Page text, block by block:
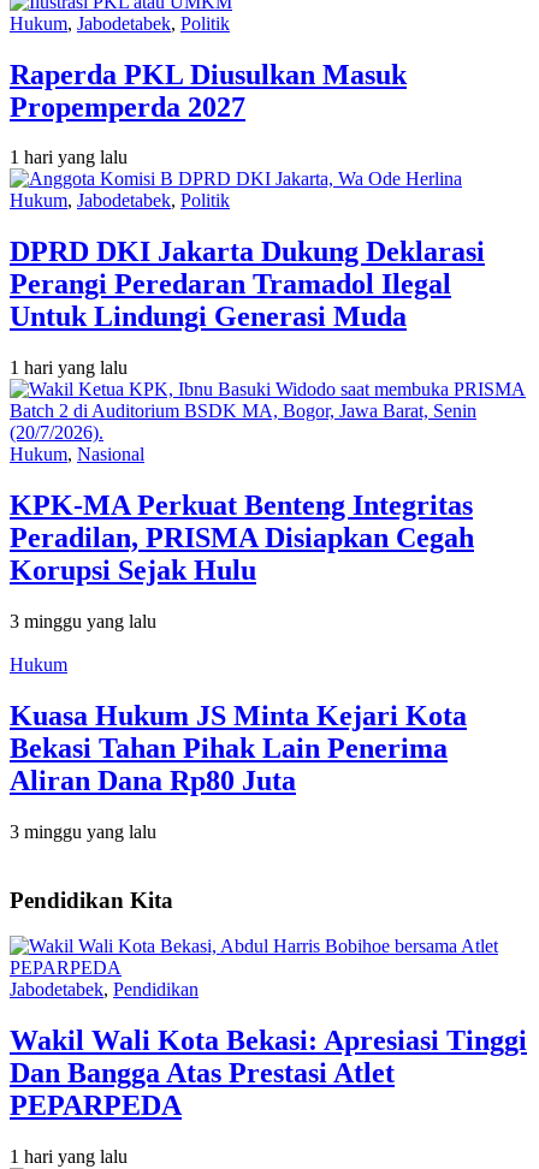
Hukum, Jabodetabek, Politik
Raperda PKL Diusulkan Masuk
Propemperda 2027
1 hari yang lalu
Hukum, Jabodetabek, Politik
DPRD DKI Jakarta Dukung Deklarasi
Perangi Peredaran Tramadol Ilegal
Untuk Lindungi Generasi Muda
1 hari yang lalu
Hukum, Nasional
KPK-MA Perkuat Benteng Integritas
Peradilan, PRISMA Disiapkan Cegah
Korupsi Sejak Hulu
3 minggu yang lalu
Hukum
Kuasa Hukum JS Minta Kejari Kota
Bekasi Tahan Pihak Lain Penerima
Aliran Dana Rp80 Juta
3 minggu yang lalu
Pendidikan Kita
Jabodetabek, Pendidikan
Wakil Wali Kota Bekasi: Apresiasi Tinggi
Dan Bangga Atas Prestasi Atlet
PEPARPEDA
1 hari yang lalu